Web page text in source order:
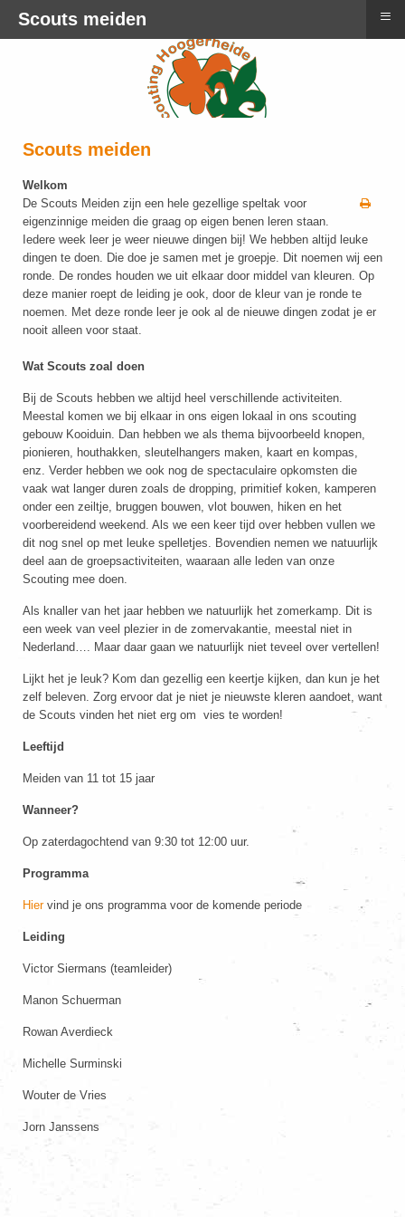
Scouts meiden
Welkom
De Scouts Meiden zijn een hele gezellige speltak voor
eigenzinnige meiden die graag op eigen benen leren staan.
Iedere week leer je weer nieuwe dingen bij! We hebben altijd leuke
dingen te doen. Die doe je samen met je groepje. Dit noemen wij een
ronde. De rondes houden we uit elkaar door middel van kleuren. Op
deze manier roept de leiding je ook, door de kleur van je ronde te
noemen. Met deze ronde leer je ook al de nieuwe dingen zodat je er
nooit alleen voor staat.
Wat Scouts zoal doen
Bij de Scouts hebben we altijd heel verschillende activiteiten.
Meestal komen we bij elkaar in ons eigen lokaal in ons scouting
gebouw Kooiduin. Dan hebben we als thema bijvoorbeeld knopen,
pionieren, houthakken, sleutelhangers maken, kaart en kompas,
enz. Verder hebben we ook nog de spectaculaire opkomsten die
vaak wat langer duren zoals de dropping, primitief koken, kamperen
onder een zeiltje, bruggen bouwen, vlot bouwen, hiken en het
voorbereidend weekend. Als we een keer tijd over hebben vullen we
dit nog snel op met leuke spelletjes. Bovendien nemen we natuurlijk
deel aan de groepsactiviteiten, waaraan alle leden van onze
Scouting mee doen.
Als knaller van het jaar hebben we natuurlijk het zomerkamp. Dit is
een week van veel plezier in de zomervakantie, meestal niet in
Nederland…. Maar daar gaan we natuurlijk niet teveel over vertellen!
Lijkt het je leuk? Kom dan gezellig een keertje kijken, dan kun je het
zelf beleven. Zorg ervoor dat je niet je nieuwste kleren aandoet, want
de Scouts vinden het niet erg om vies te worden!
Leeftijd
Meiden van 11 tot 15 jaar
Wanneer?
Op zaterdagochtend van 9:30 tot 12:00 uur.
Programma
Hiervind je ons programma voor de komende periode
Leiding
Victor Siermans (teamleider)
Manon Schuerman
Rowan Averdieck
Michelle Surminski
Wouter de Vries
Jorn Janssens
Scouts meiden ≡